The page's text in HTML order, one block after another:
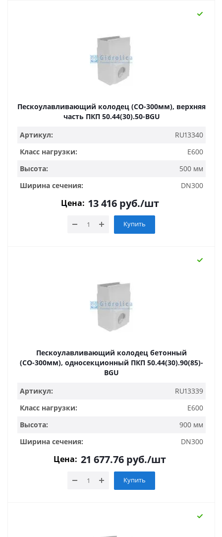
Пескоулавливающий колодец (СО-300мм), верхняя
часть ПКП 50.44(30).50-BGU
Артикул:
RU13340
Класс нагрузки:
E600
Высота:
500 мм
Ширина сечения:
DN300
Цена: 13 416руб./шт
Купить
Пескоулавливающий колодец бетонный
(СО-300мм), односекционный ПКП 50.44(30).90(85)-
BGU
Артикул:
RU13339
Класс нагрузки:
E600
Высота:
900 мм
Ширина сечения:
DN300
Цена: 21 677.76 руб./шт
Купить